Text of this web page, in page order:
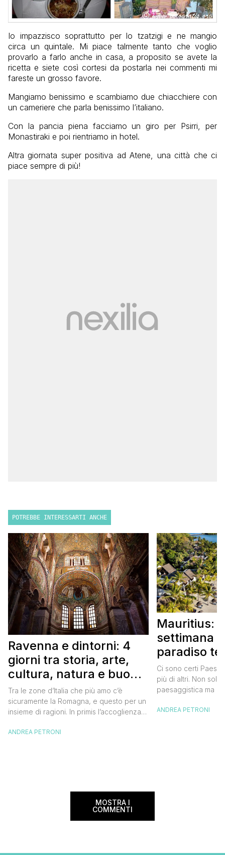
Io impazzisco soprattutto per lo tzatzigi e ne mangio
circa un quintale. Mi piace talmente tanto che voglio
provarlo a farlo anche in casa, a proposito se avete la
ricetta e siete così cortesi da postarla nei commenti mi
fareste un grosso favore.
Mangiamo benissimo e scambiamo due chiacchiere con
un cameriere che parla benissimo l’italiano.
Con la pancia piena facciamo un giro per Psirri, per
Monastiraki e poi rientriamo in hotel.
Altra giornata super positiva ad Atene, una città che ci
piace sempre di più!
POTREBBE INTERESSARTI ANCHE
Ravenna e dintorni: 4
giorni tra storia, arte,
cultura, natura e buon
cibo
Tra le zone d’Italia che più amo c’è
sicuramente la Romagna, e questo per un
insieme di ragioni. In primis l’accoglienza,
sempre accolto da sorrisi e da parole
ANDREA PETRONI
Mauritius:
settimana
paradiso
Itinerario
Ci sono certi Paesi
più di altri. Non
paesaggistica ma
di questi. Uno di
ANDREA PETRONI
MOSTRA I
COMMENTI